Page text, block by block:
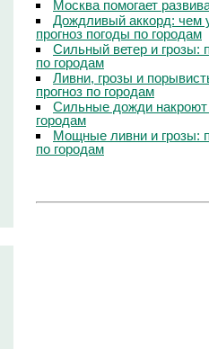
Москва помогает
Дождливый аккорд: чем
прогноз погоды по городам
Сильный ветер и грозы:
по городам
Ливни, грозы и
прогноз по городам
Сильные дожди
городам
Мощные ливни и грозы:
по городам